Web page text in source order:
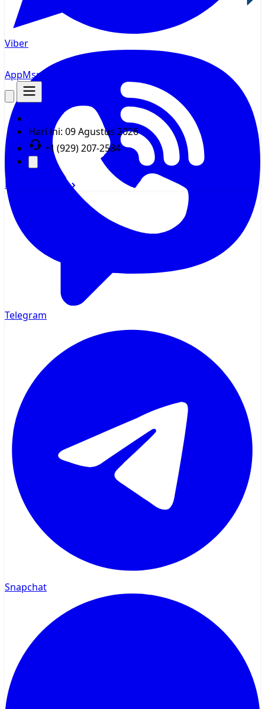
AppMsrPelacak
Hari ini: 09 Agustus 2026
+1 (929) 207-2584
Masuk Daftar
Viber
Telegram
Snapchat